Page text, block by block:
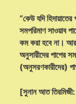
“কেউ যদি
সমপরিমাণ সাওয়াব
কম করা হবে না। আর
অনুসারীদের পাপের
(অনুসরণকারীদের)
[সুনান আত